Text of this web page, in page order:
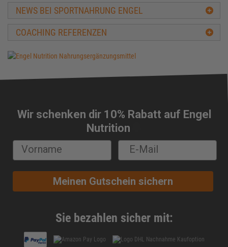
Ballaststoffe
Beta-Alanin
Carbs
Carnitin
Cholesterin
Chrom
Cluster Dextrin®
Conjugierte Linolsäure (CLA)
Creatin HCL
NEWS BEI SPORTNAHRUNG ENGEL
COACHING REFERENZEN
Wir schenken dir 10% Rabatt auf Engel
Nutrition
Meinen Gutschein sichern
Sie bezahlen sicher mit: